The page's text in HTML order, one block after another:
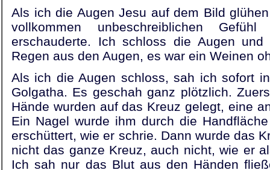
Als ich die Augen Jesu auf dem Bild
vollkommen unbeschreiblichen
erschauderte. Ich schloss die Augen
Regen aus den Augen, es war ein Weinen
Als ich die Augen schloss, sah ich sofort
Golgatha. Es geschah ganz plötzlich.
Hände wurden auf das Kreuz gelegt, eine
Ein Nagel wurde ihm durch die
erschüttert, wie er schrie. Dann wurde das
nicht das ganze Kreuz, auch nicht, wie er
Ich sah nur das Blut aus den Händen